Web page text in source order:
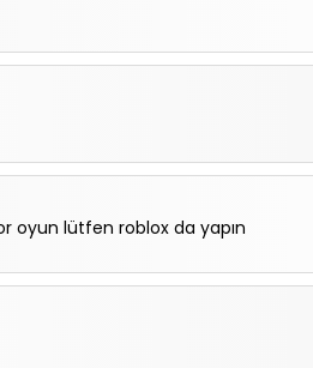
oyun lütfen roblox da yapın